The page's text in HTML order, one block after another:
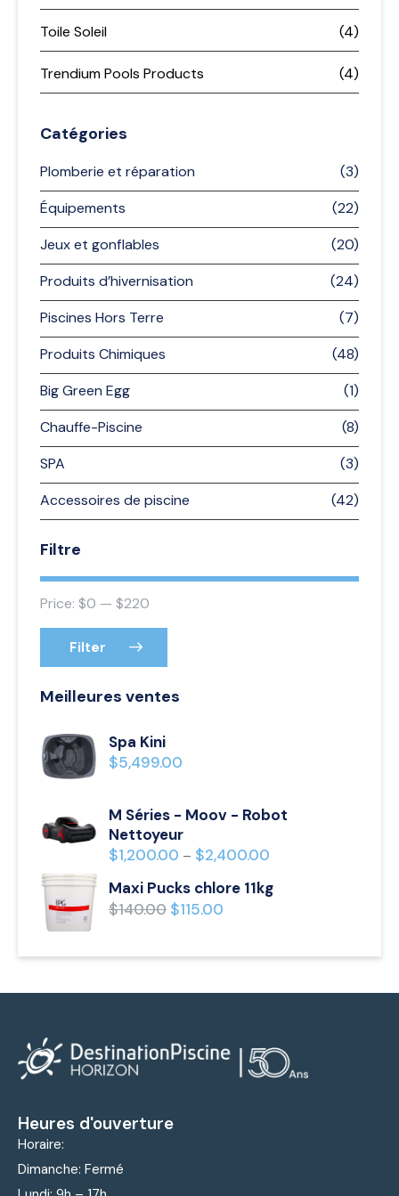
Toile Soleil (4)
Trendium Pools Products (4)
Catégories
Plomberie et réparation
(3)
Équipements
(22)
Jeux et gonflables
(20)
Produits d’hivernisation
(24)
Piscines Hors Terre
(7)
Produits Chimiques
(48)
Big Green Egg
(1)
Chauffe-Piscine
(8)
SPA
(3)
Accessoires de piscine
(42)
Filtre
Filter
Price: $0 — $220
Meilleures ventes
Spa Kini
$5,499.00
M Séries - Moov - Robot
Nettoyeur
$1,200.00 – $2,400.00
Maxi Pucks chlore 11kg
$140.00 $115.00
Heures d'ouverture
Horaire:
Dimanche: Fermé